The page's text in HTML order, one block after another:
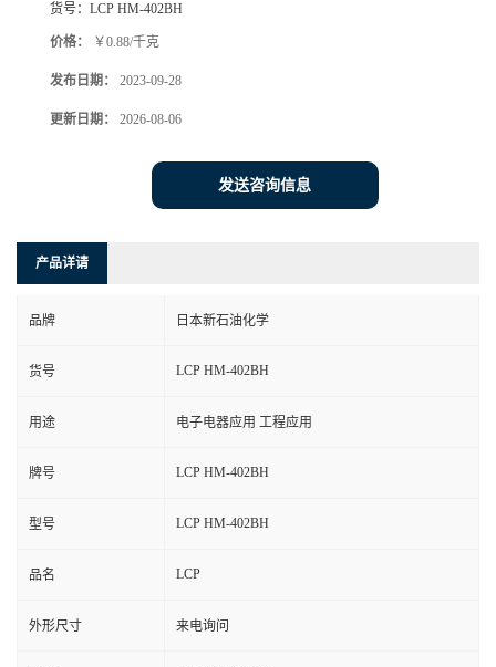
货号： LCP HM-402BH
价格： ￥0.88/千克
发布日期： 2023-09-28
更新日期： 2026-08-06
发送咨询信息
产品详请
品牌 日本新石油化学
货号 LCP HM-402BH
用途 电子电器应用 工程应用
牌号 LCP HM-402BH
型号 LCP HM-402BH
品名 LCP
外形尺寸 来电询问